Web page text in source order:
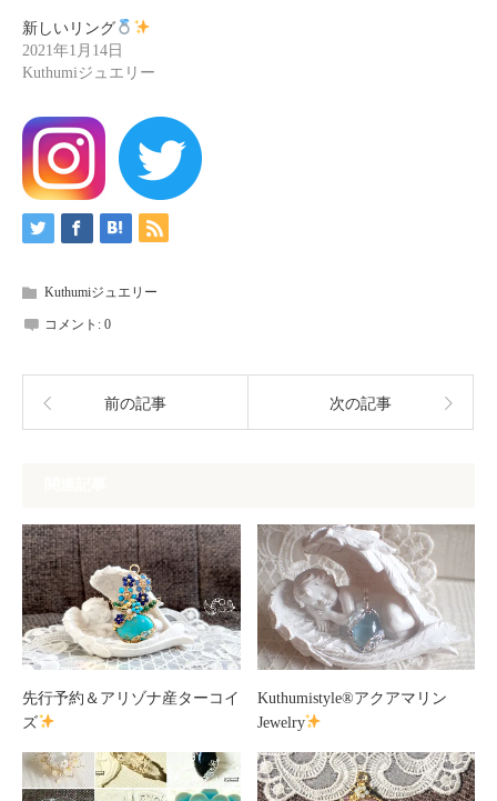
新しいリング
2021年1月14日
Kuthumiジュエリー
Kuthumiジュエリー
コメント: 0
前の記事 次の記事
先行予約＆アリゾナ産ターコイ
ズ
Kuthumistyle®アクアマリン
Jewelry